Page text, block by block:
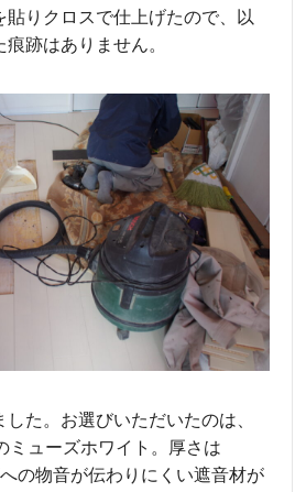
貼りクロスで仕上げたので、以
跡はありません。
た。お選びいただいたのは、
ミューズホワイト。厚さは
の物音が伝わりにくい遮音材が